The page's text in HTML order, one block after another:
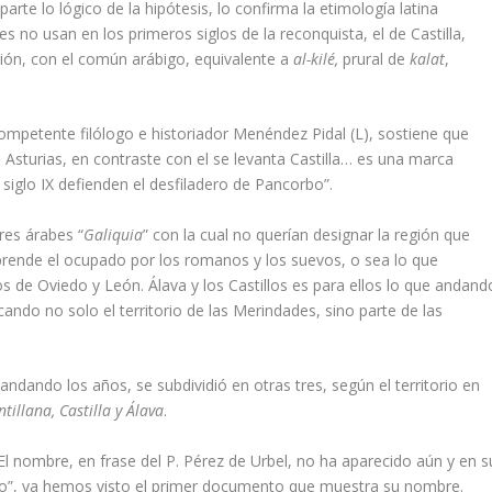
lo lógico de la hipótesis, lo confirma la etimología latina
no usan en los primeros siglos de la reconquista, el de Castilla,
con el común arábigo, equivalente a al-kilé, prural de kalat,
filólogo e historiador Menéndez Pidal (L), sostiene que
Asturias, en contraste con el se levanta Castilla… es una marca
IX defienden el desfiladero de Pancorbo”.
árabes “Galiquia” con la cual no querían designar la región que
el ocupado por los romanos y los suevos, o sea lo que
Oviedo y León. Álava y los Castillos es para ellos lo que
no solo el territorio de las Merindades, sino parte de las
los años, se subdividió en otras tres, según el territorio en
Castilla y Álava.
nombre, en frase del P. Pérez de Urbel, no ha aparecido aún y en
ya hemos visto el primer documento que muestra su nombre.